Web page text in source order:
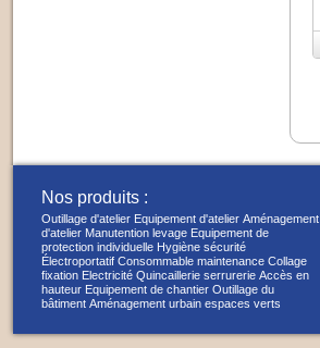
Nos produits :
Outillage d'atelier Equipement d'atelier Aménagement
d'atelier Manutention levage Equipement de
protection individuelle Hygiène sécurité
Électroportatif Consommable maintenance Collage
fixation Electricité Quincaillerie serrurerie Accès en
hauteur Equipement de chantier Outillage du
bâtiment Aménagement urbain espaces verts